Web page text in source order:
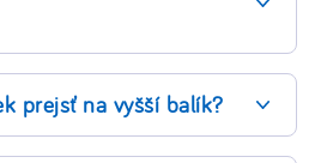
prejsť na vyšší balík?